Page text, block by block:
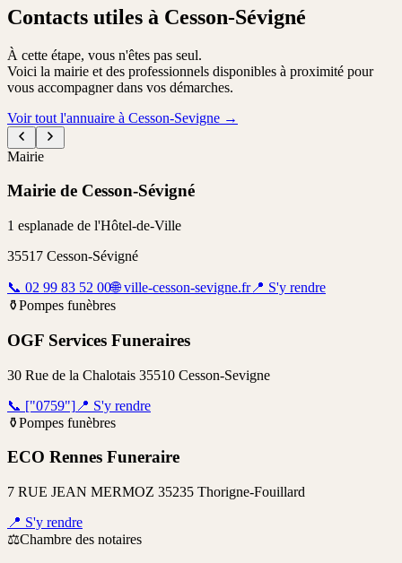
Contacts utiles à Cesson-Sévigné
À cette étape, vous n'êtes pas seul.
Voici la mairie et des professionnels disponibles à proximité pour
vous accompagner dans vos démarches.
Voir tout l'annuaire à Cesson-Sevigne →
Mairie
Mairie de Cesson-Sévigné
1 esplanade de l'Hôtel-de-Ville
35517 Cesson-Sévigné
📞 02 99 83 52 00🌐 ville-cesson-sevigne.fr📍 S'y rendre
⚱️Pompes funèbres
OGF Services Funeraires
30 Rue de la Chalotais 35510 Cesson-Sevigne
📞 ["0759"] 📍 S'y rendre
⚱️Pompes funèbres
ECO Rennes Funeraire
7 RUE JEAN MERMOZ 35235 Thorigne-Fouillard
📍 S'y rendre
⚖️Chambre des notaires